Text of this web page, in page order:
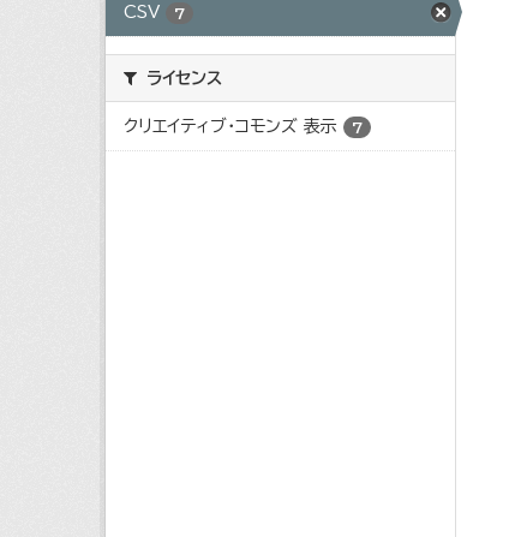
CSV 7
ライセンス
クリエイティブ・コモンズ 表示 7